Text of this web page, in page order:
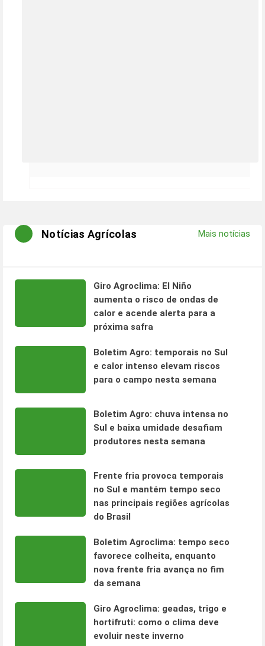
Notícias Agrícolas Mais notícias
Giro Agroclima: El Niño
aumenta o risco de ondas de
calor e acende alerta para a
próxima safra
Boletim Agro: temporais no Sul
e calor intenso elevam riscos
para o campo nesta semana
Boletim Agro: chuva intensa no
Sul e baixa umidade desafiam
produtores nesta semana
Frente fria provoca temporais
no Sul e mantém tempo seco
nas principais regiões agrícolas
do Brasil
Boletim Agroclima: tempo seco
favorece colheita, enquanto
nova frente fria avança no fim
da semana
Giro Agroclima: geadas, trigo e
hortifruti: como o clima deve
evoluir neste inverno